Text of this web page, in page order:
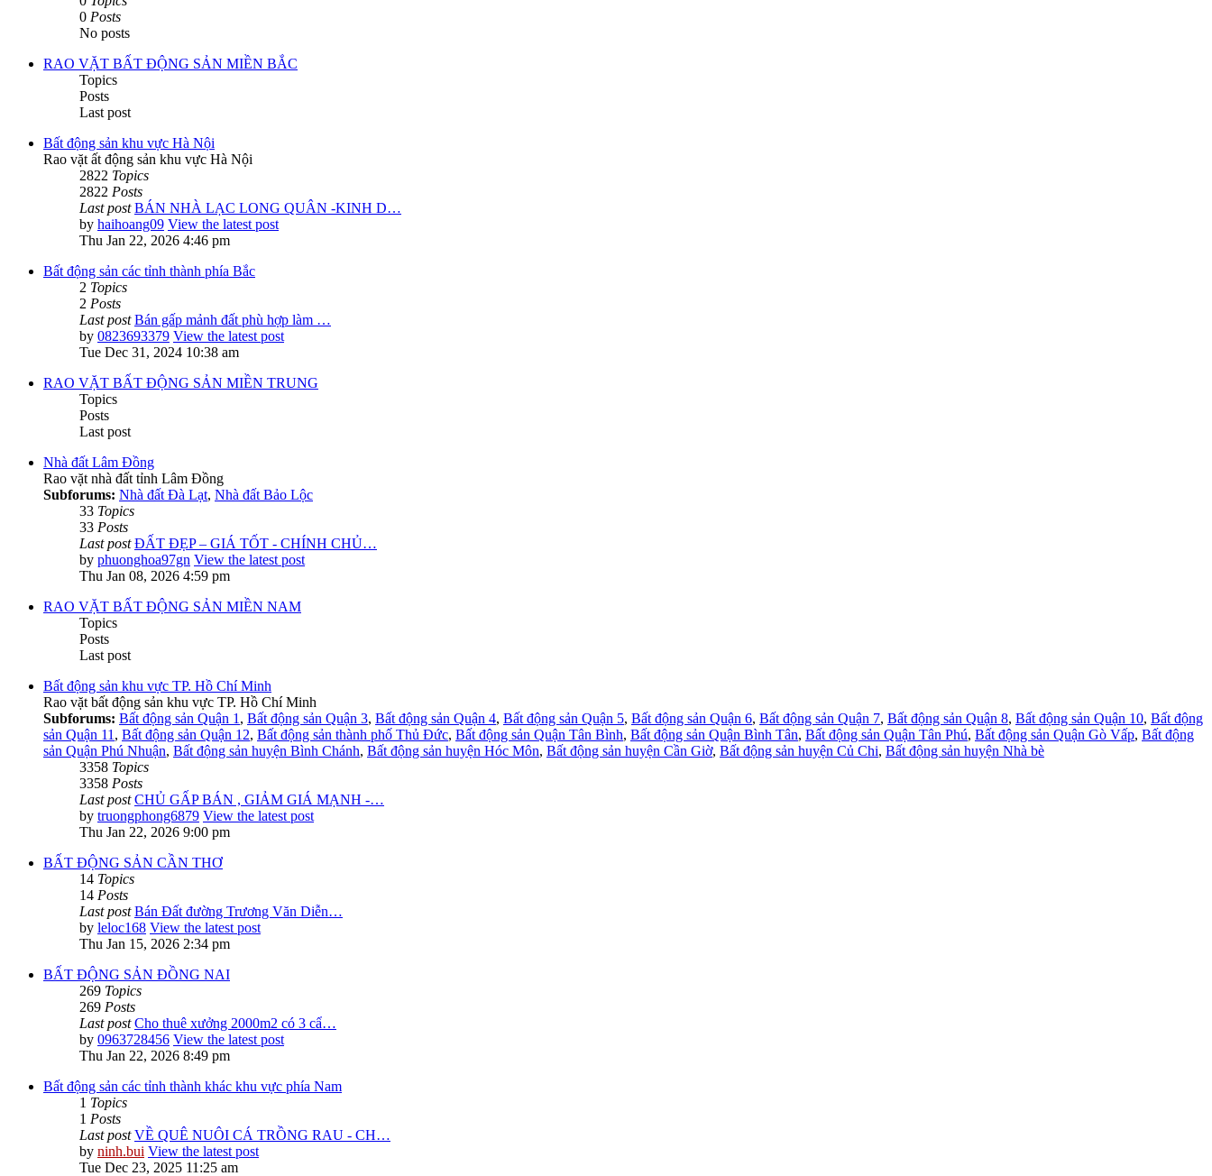
0 Posts
No posts
RAO VẶT BẤT ĐỘNG SẢN MIỀN BẮC
Topics
Posts
Last post
Bất động sản khu vực Hà Nội
Rao vặt ất động sản khu vực Hà Nội
2822 Topics
2822 Posts
Last post BÁN NHÀ LẠC LONG QUÂN -KINH D…
by haihoang09 View the latest post
Thu Jan 22, 2026 4:46 pm
Bất động sản các tỉnh thành phía Bắc
2 Topics
2 Posts
Last post Bán gấp mảnh đất phù hợp làm …
by 0823693379 View the latest post
Tue Dec 31, 2024 10:38 am
RAO VẶT BẤT ĐỘNG SẢN MIỀN TRUNG
Topics
Posts
Last post
Nhà đất Lâm Đồng
Rao vặt nhà đất tỉnh Lâm Đồng
Subforums: Nhà đất Đà Lạt, Nhà đất Bảo Lộc
33 Topics
33 Posts
Last post ĐẤT ĐẸP – GIÁ TỐT - CHÍNH CHỦ…
by phuonghoa97gn View the latest post
Thu Jan 08, 2026 4:59 pm
RAO VẶT BẤT ĐỘNG SẢN MIỀN NAM
Topics
Posts
Last post
Bất động sản khu vực TP. Hồ Chí Minh
Rao vặt bất động sản khu vực TP. Hồ Chí Minh
Subforums: Bất động sản Quận 1 , Bất động sản Quận 3, Bất động sản Quận 4, Bất động sản Quận 5, Bất động sản Quận 6, Bất động sản Quận 7, Bất động sản Quận 8, Bất động sản Quận 10, Bất động
sản Quận 11 , Bất động sản Quận 12, Bất động sản thành phố Thủ Đức, Bất động sản Quận Tân Bình, Bất động sản Quận Bình Tân, Bất động sản Quận Tân Phú, Bất động sản Quận Gò Vấp, Bất động
sản Quận Phú Nhuận, Bất động sản huyện Bình Chánh, Bất động sản huyện Hóc Môn, Bất động sản huyện Cần Giờ, Bất động sản huyện Củ Chi, Bất động sản huyện Nhà bè
3358 Topics
3358 Posts
Last post CHỦ GẤP BÁN , GIẢM GIÁ MẠNH -…
by truongphong6879 View the latest post
Thu Jan 22, 2026 9:00 pm
BẤT ĐỘNG SẢN CẦN THƠ
14 Topics
14 Posts
Last post Bán Đất đường Trương Văn Diễn…
by leloc168 View the latest post
Thu Jan 15, 2026 2:34 pm
BẤT ĐỘNG SẢN ĐỒNG NAI
269 Topics
269 Posts
Last post Cho thuê xưởng 2000m2 có 3 cẩ…
by 0963728456 View the latest post
Thu Jan 22, 2026 8:49 pm
Bất động sản các tỉnh thành khác khu vực phía Nam
1 Topics
1 Posts
Last post VỀ QUÊ NUÔI CÁ TRỒNG RAU - CH…
by ninh.bui View the latest post
Tue Dec 23, 2025 11:25 am